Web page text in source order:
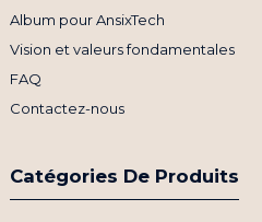
Album pour AnsixTech
Vision et valeurs fondamentales
FAQ
Contactez-nous
Catégories De Produits